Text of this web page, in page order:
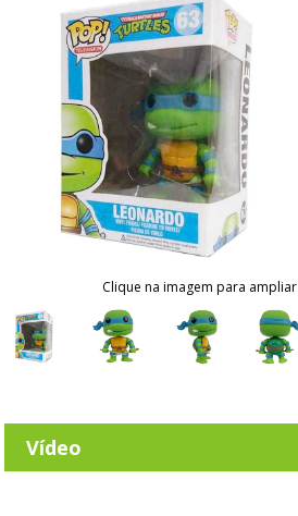
Clique na imagem para ampliar
Vídeo